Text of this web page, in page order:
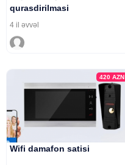
qurasdirilmasi
4 il əvvəl
420AZN
Wifi damafon satisi